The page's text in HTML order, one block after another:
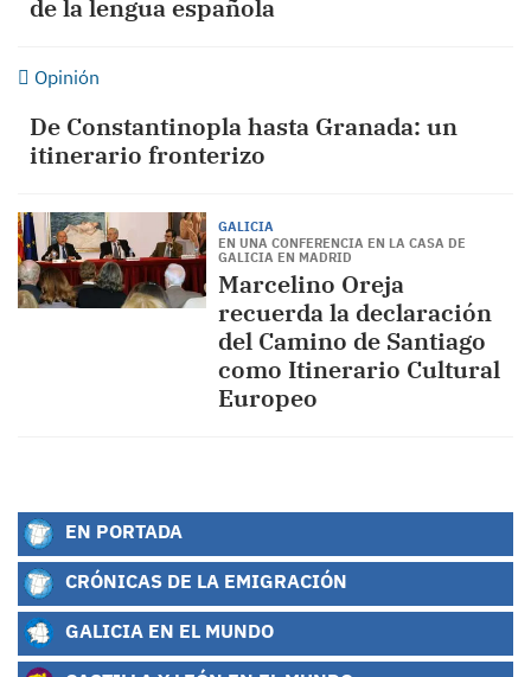
de la lengua española
Opinión
De Constantinopla hasta Granada: un
itinerario fronterizo
GALICIA
EN UNA CONFERENCIA EN LA CASA DE
GALICIA EN MADRID
Marcelino Oreja
recuerda la declaración
del Camino de Santiago
como Itinerario Cultural
Europeo
EN PORTADA
CRÓNICAS DE LA EMIGRACIÓN
GALICIA EN EL MUNDO